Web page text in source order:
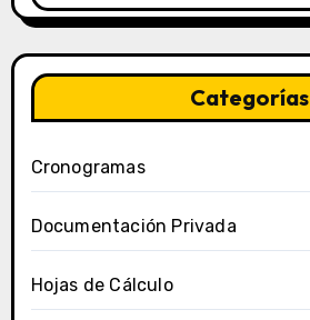
Categorías
Cronogramas
Documentación Privada
Hojas de Cálculo